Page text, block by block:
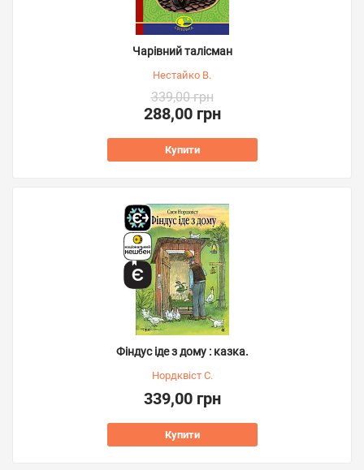
Чарівний талісман
Нестайко В.
339,00 грн
288,00 грн
Купити
Фіндус іде з дому : казка.
Нордквіст С.
339,00 грн
Купити